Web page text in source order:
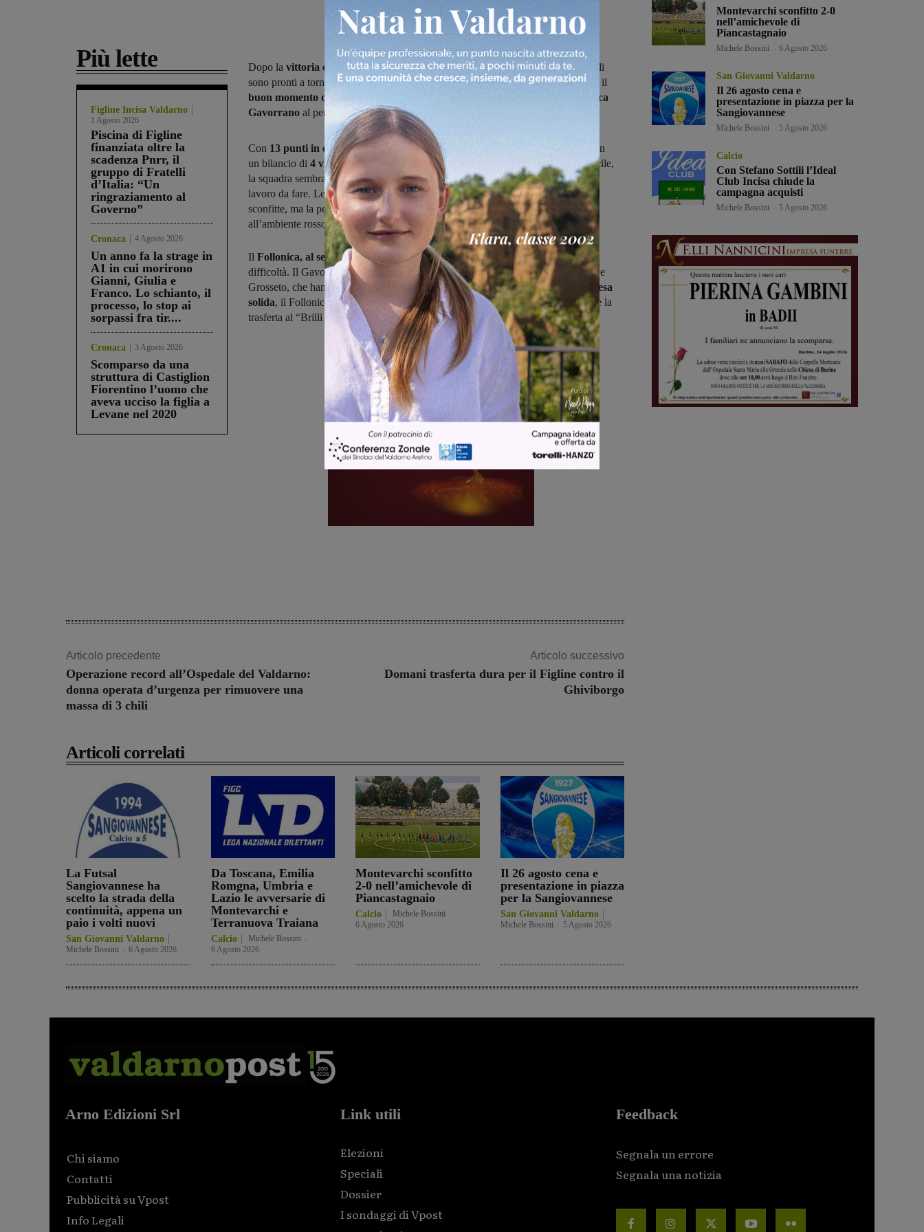
Più lette
Figline Incisa Valdarno
1 Agosto 2026
Piscina di Figline
finanziata oltre la
scadenza Pnrr, il
gruppo di Fratelli
d’Italia: “Un
ringraziamento al
Governo”
Cronaca 4 Agosto 2026
Un anno fa la strage in
A1 in cui morirono
Gianni, Giulia e
Franco. Lo schianto, il
processo, lo stop ai
sorpassi fra tir....
Cronaca 3 Agosto 2026
Scomparso da una
struttura di Castiglion
Fiorentino l’uomo che
aveva ucciso la figlia a
Levane nel 2020
Dopo la vittoria con la Sangiovannese nel Derby, i rossoblù di mister Nico Lelli
sono pronti a tornare in campo davanti al loro pubblico per cercare di consolidare il
buon momento di forma . Domani, alle 14:30, l’Aquila ospiterà infatti il
Follonica
Gavorrano al per l’undicesima giornatadel campionato di Serie D, Girone E.
Con 13 punti in classifica, il Montevarchi è attualmente all’undicesimo posto, con
un bilancio di 4 vittorie, 1 pareggio e 5 sconfitte
. Nonostante una partenza difficile,
la squadra sembra aver trovato la giusta quadratura, anche se c’è ancora molto
lavoro da fare. Le ultime cinque partite hanno visto alternarsi due vittorie e tre
sconfitte, ma la performance contro la Sangio ha dato sicuramente fiducia
all’ambiente rossoblù.
Il Follonica, al sesto posto con 15 punti, arriva a questo incontro con un po’ di
difficoltà. Il Gavoranno è reduce da due sconfitte consecutive, contro Ostia Mare e
Grosseto, che hanno interrotto una striscia di risultati positivi. Nonostante una
difesa
solida, il Follonica Gavorrano sta concedendo più del dovuto nelle ultime uscite e la
trasferta al “Brilli Peri” rappresenta una sfida importante per ritrovare il ritmo.
Articolo precedente
Operazione record all’Ospedale del Valdarno:
donna operata d’urgenza per rimuovere una
massa di 3 chili
Articolo successivo
Domani trasferta dura per il Figline contro il
Ghiviborgo
Articoli correlati
La Futsal
Sangiovannese ha
scelto la strada della
continuità, appena un
paio i volti nuovi
San Giovanni Valdarno
Michele Bossini 6 Agosto 2026
Da Toscana, Emilia
Romgna, Umbria e
Lazio le avversarie di
Montevarchi e
Terranuova Traiana
Calcio Michele Bossini
6 Agosto 2026
Montevarchi sconfitto
2-0 nell’amichevole di
Piancastagnaio
Calcio Michele Bossini
6 Agosto 2026
Il 26 agosto cena e
presentazione in piazza
per la Sangiovannese
San Giovanni Valdarno
Michele Bossini 5 Agosto 2026
Montevarchi sconfitto 2-0
nell’amichevole di
Piancastagnaio
Michele Bossini 6 Agosto 2026
San Giovanni Valdarno
Il 26 agosto cena e
presentazione in piazza per la
Sangiovannese
Michele Bossini 5 Agosto 2026
Calcio
Con Stefano Sottili l’Ideal
Club Incisa chiude la
campagna acquisti
Michele Bossini 5 Agosto 2026
Arno Edizioni Srl
Chi siamo
Contatti
Pubblicità su Vpost
Info Legali
Link utili
Elezioni
Speciali
Dossier
I sondaggi di Vpost
Feedback
Segnala un errore
Segnala una notizia